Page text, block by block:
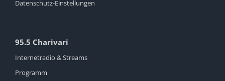
Datenschutz-Einstellungen
95.5 Charivari
Internetradio & Streams
Programm